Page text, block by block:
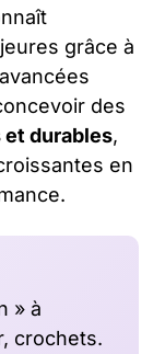
grâce à
des
et durables,
en
» à
crochets.